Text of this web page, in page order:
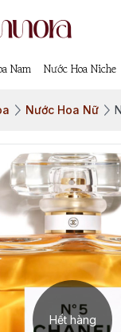
Nam Nước Hoa Niche
Nước Hoa Nữ
Hết hàng